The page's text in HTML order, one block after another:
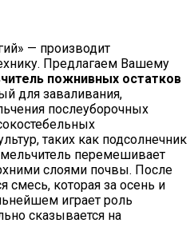
— производит
Предлагаем Вашему
пожнивных остатков
для заваливания,
послеуборочных
таких как подсолнечник
перемешивает
слоями почвы. После
смесь, которая за осень и
играет роль
сказывается на